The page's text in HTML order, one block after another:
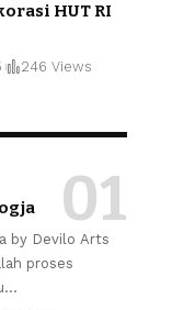
HUT RI
246 Views
by Devilo Arts
proses
…